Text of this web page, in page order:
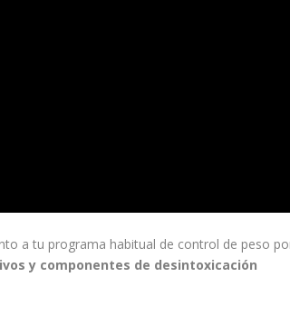
a tu programa habitual de control de peso
y componentes de desintoxicación